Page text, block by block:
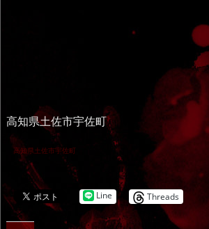
高知県土佐市宇佐町
高知県土佐市宇佐町
Line Threads